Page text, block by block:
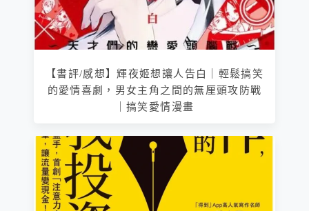
【書評/感想】輝夜姬想讓人告白｜輕鬆搞笑
的愛情喜劇，男女主角之間的無厘頭攻防戰
｜搞笑愛情漫畫